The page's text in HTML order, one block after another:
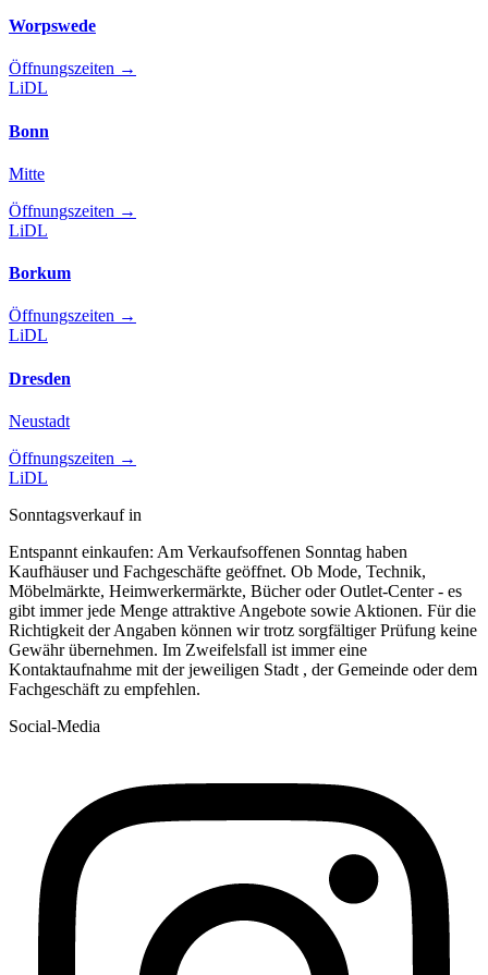
Worpswede
Öffnungszeiten →
LiDL
Bonn
Mitte
Öffnungszeiten →
LiDL
Borkum
Öffnungszeiten →
LiDL
Dresden
Neustadt
Öffnungszeiten →
LiDL
Sonntagsverkauf in
Entspannt einkaufen: Am Verkaufsoffenen Sonntag haben
Kaufhäuser und Fachgeschäfte geöffnet. Ob Mode, Technik,
Möbelmärkte, Heimwerkermärkte, Bücher oder Outlet-Center - es
gibt immer jede Menge attraktive Angebote sowie Aktionen. Für die
Richtigkeit der Angaben können wir trotz sorgfältiger Prüfung keine
Gewähr übernehmen. Im Zweifelsfall ist immer eine
Kontaktaufnahme mit der jeweiligen Stadt , der Gemeinde oder dem
Fachgeschäft zu empfehlen.
Social-Media